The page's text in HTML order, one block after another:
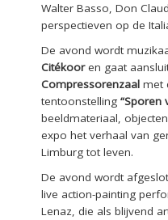
Walter Basso, Don
perspectieven op de
De avond wordt
Citékooren gaat
Compressorenzaalmet
tentoonstelling “Sporen
beeldmateriaal,
expo het verhaal van
Limburg tot leven.
De avond wordt
live action-painting
Lenaz, die als blijvend